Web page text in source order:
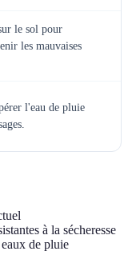
le sol pour
les mauvaises
l'eau de pluie
à la sécheresse
de pluie